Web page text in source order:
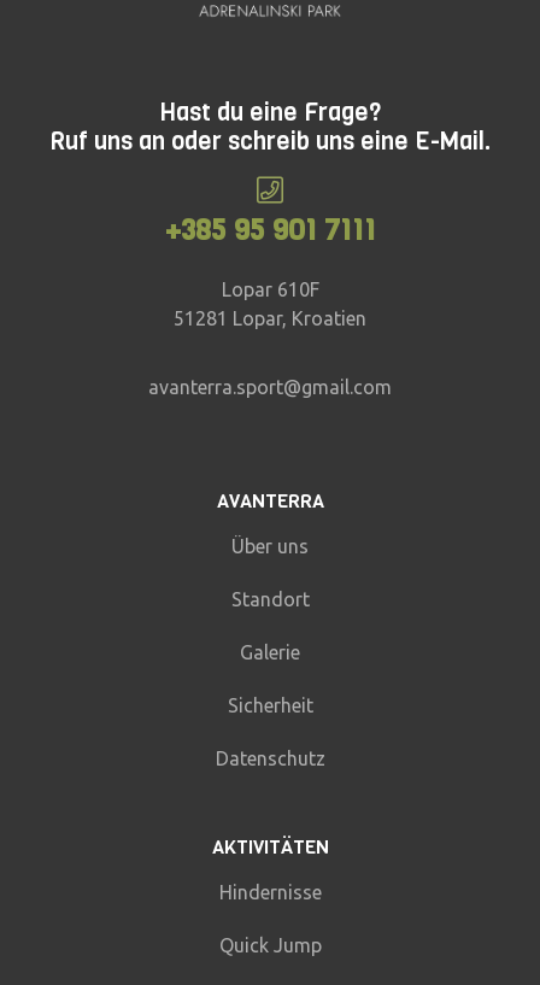
Hast du eine Frage?
Ruf uns an oder schreib uns eine E-Mail.
+385 95 901 7111
Lopar 610F
51281 Lopar, Kroatien
avanterra.sport@gmail.com
AVANTERRA
Über uns
Standort
Galerie
Sicherheit
Datenschutz
AKTIVITÄTEN
Hindernisse
Quick Jump